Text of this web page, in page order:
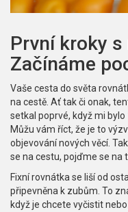
První kroky
Začínáme
Vaše cesta do světa
na cestě. Ať tak či onak,
setkal poprvé, když mi bylo
Můžu vám říct, že je to
objevování nových věcí.
se na cestu, pojďme se na
Fixní rovnátka se liší od
připevněna k zubům. To
když je chcete vyčistit